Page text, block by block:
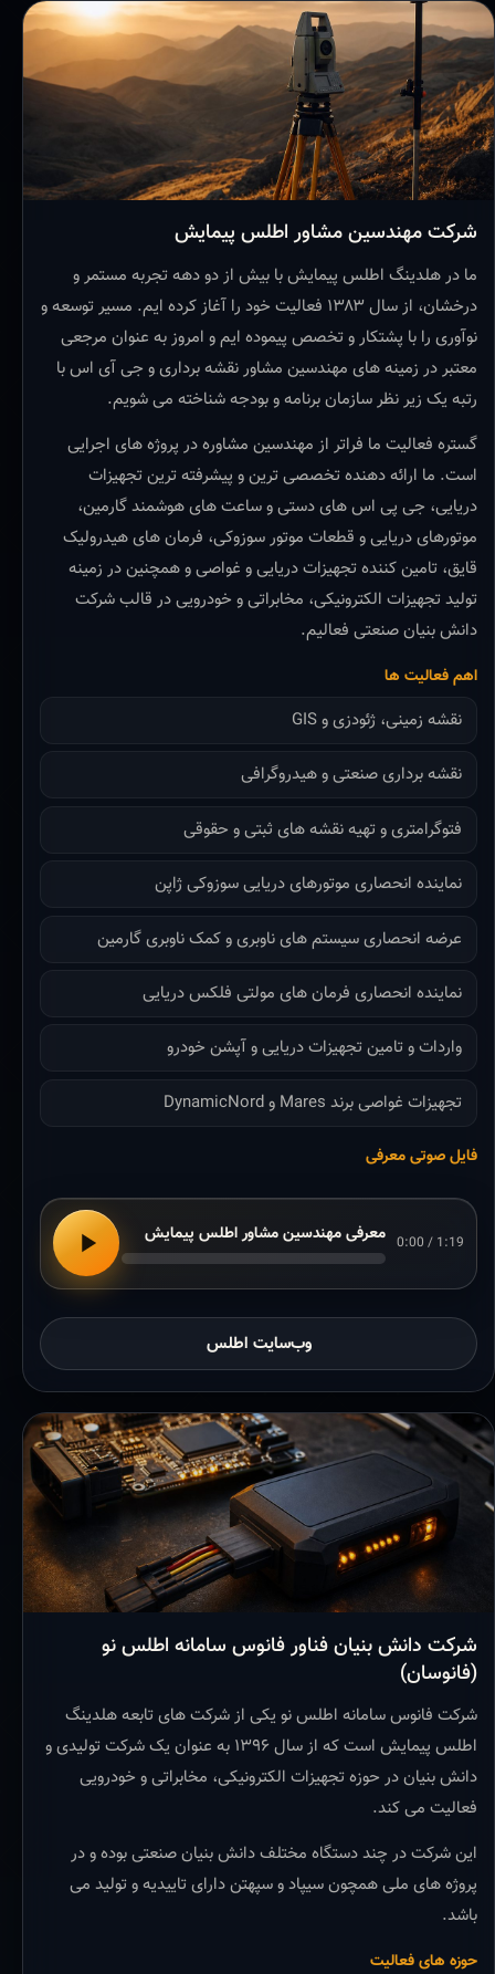
شرکت مهندسین مشاور اطلس پیمایش
ما در هلدینگ اطلس پیمایش با بیش از دو دهه تجربه مستمر و
درخشان، از سال ۱۳۸۳ فعالیت خود را آغاز کرده ایم. مسیر توسعه و
نوآوری را با پشتکار و تخصص پیموده ایم و امروز به عنوان مرجعی
معتبر در زمینه های مهندسین مشاور نقشه برداری و جی آی اس با
رتبه یک زیر نظر سازمان برنامه و بودجه شناخته می شویم.
گستره فعالیت ما فراتر از مهندسین مشاوره در پروژه های اجرایی
است. ما ارائه دهنده تخصصی ترین و پیشرفته ترین تجهیزات
دریایی، جی پی اس های دستی و ساعت های هوشمند گارمین،
موتورهای دریایی و قطعات موتور سوزوکی، فرمان های هیدرولیک
قایق، تامین کننده تجهیزات دریایی و غواصی و همچنین در زمینه
تولید تجهیزات الکترونیکی، مخابراتی و خودرویی در قالب شرکت
دانش بنیان صنعتی فعالیم.
اهم فعالیت ها
نقشه زمینی، ژئودزی و GIS
نقشه برداری صنعتی و هیدروگرافی
فتوگرامتری و تهیه نقشه های ثبتی و حقوقی
نماینده انحصاری موتورهای دریایی سوزوکی ژاپن
عرضه انحصاری سیستم های ناوبری و کمک ناوبری گارمین
نماینده انحصاری فرمان های مولتی فلکس دریایی
واردات و تامین تجهیزات دریایی و آپشن خودرو
تجهیزات غواصی برند Mares و DynamicNord
فایل صوتی معرفی
0:00 / 1:19 معرفی مهندسین مشاور اطلس پیمایش
وب‌سایت اطلس
شرکت دانش بنیان فناور فانوس سامانه اطلس نو
(فانوسان)
شرکت فانوس سامانه اطلس نو یکی از شرکت های تابعه هلدینگ
اطلس پیمایش است که از سال ۱۳۹۶ به عنوان یک شرکت تولیدی و
دانش بنیان در حوزه تجهیزات الکترونیکی، مخابراتی و خودرویی
فعالیت می کند.
این شرکت در چند دستگاه مختلف دانش بنیان صنعتی بوده و در
پروژه های ملی همچون سیپاد و سپهتن دارای تاییدیه و تولید می
باشد.
حوزه های فعالیت